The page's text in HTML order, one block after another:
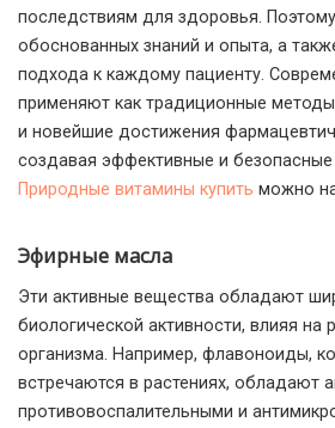
последствиям для здоровья.
обоснованных знаний и опыта, а
подхода к каждому пациенту.
применяют как традиционные
и новейшие достижения
создавая эффективные и
Природные витамины купить можно
Эфирные масла
Эти активные вещества обладают
биологической активности, влияя на
организма. Например, флавоноиды,
встречаются в растениях, обладают
противовоспалительными и